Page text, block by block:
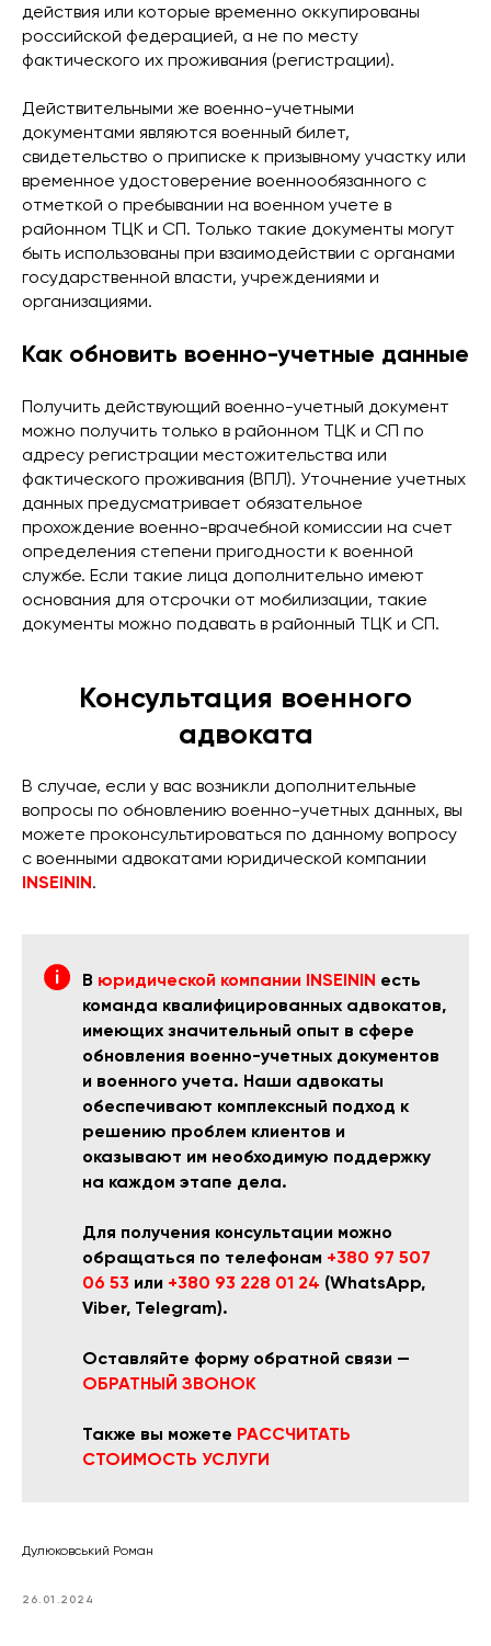
действия или которые временно оккупированы
российской федерацией, а не по месту
фактического их проживания (регистрации).
Действительными же военно-учетными
документами являются военный билет,
свидетельство о приписке к призывному участку или
временное удостоверение военнообязанного с
отметкой о пребывании на военном учете в
районном ТЦК и СП. Только такие документы могут
быть использованы при взаимодействии с органами
государственной власти, учреждениями и
организациями.
Как обновить военно-учетные данные
Получить действующий военно-учетный документ
можно получить только в районном ТЦК и СП по
адресу регистрации местожительства или
фактического проживания (ВПЛ). Уточнение учетных
данных предусматривает обязательное
прохождение военно-врачебной комиссии на счет
определения степени пригодности к военной
службе. Если такие лица дополнительно имеют
основания для отсрочки от мобилизации, такие
документы можно подавать в районный ТЦК и СП.
Консультация военного
адвоката
В случае, если у вас возникли дополнительные
вопросы по обновлению военно-учетных данных, вы
можете проконсультироваться по данному вопросу
с военными адвокатами юридической компании
INSEININ.
В юридической компании INSEININ есть
команда квалифицированных адвокатов,
имеющих значительный опыт в сфере
обновления военно-учетных документов
и военного учета. Наши адвокаты
обеспечивают комплексный подход к
решению проблем клиентов и
оказывают им необходимую поддержку
на каждом этапе дела.
Для получения консультации можно
обращаться по телефонам +380 97 507
06 53 или +380 93 228 01 24 (WhatsApp,
Viber, Telegram).
Оставляйте форму обратной связи —
ОБРАТНЫЙ ЗВОНОК
Также вы можете РАССЧИТАТЬ
СТОИМОСТЬ УСЛУГИ
Дулюковський Роман
26.01.2024